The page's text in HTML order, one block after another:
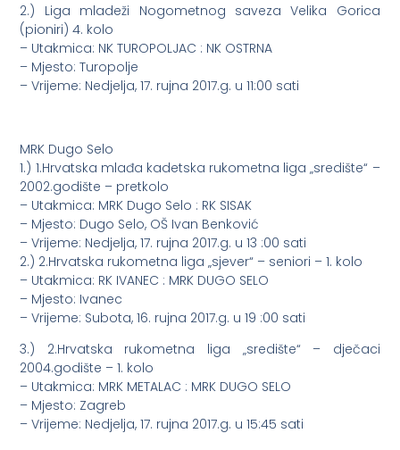
2.) Liga mladeži Nogometnog saveza Velika Gorica
(pioniri) 4. kolo
– Utakmica: NK TUROPOLJAC : NK OSTRNA
– Mjesto: Turopolje
– Vrijeme: Nedjelja, 17. rujna 2017.g. u 11:00 sati
MRK Dugo Selo
1.) 1.Hrvatska mlađa kadetska rukometna liga „središte“ –
2002.godište – pretkolo
– Utakmica: MRK Dugo Selo : RK SISAK
– Mjesto: Dugo Selo, OŠ Ivan Benković
– Vrijeme: Nedjelja, 17. rujna 2017.g. u 13 :00 sati
2.) 2.Hrvatska rukometna liga „sjever“ – seniori – 1. kolo
– Utakmica: RK IVANEC : MRK DUGO SELO
– Mjesto: Ivanec
– Vrijeme: Subota, 16. rujna 2017.g. u 19 :00 sati
3.) 2.Hrvatska rukometna liga „središte“ – dječaci
2004.godište – 1. kolo
– Utakmica: MRK METALAC : MRK DUGO SELO
– Mjesto: Zagreb
– Vrijeme: Nedjelja, 17. rujna 2017.g. u 15:45 sati